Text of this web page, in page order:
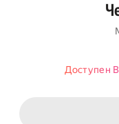
Доступен